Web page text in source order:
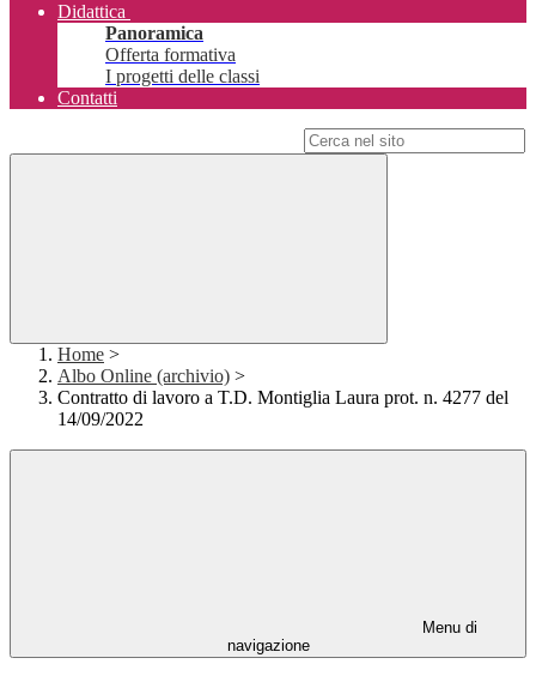
Didattica
Panoramica
Offerta formativa
I progetti delle classi
Contatti
Home >
Albo Online (archivio) >
Contratto di lavoro a T.D. Montiglia Laura prot. n. 4277 del
14/09/2022
Menu di
navigazione